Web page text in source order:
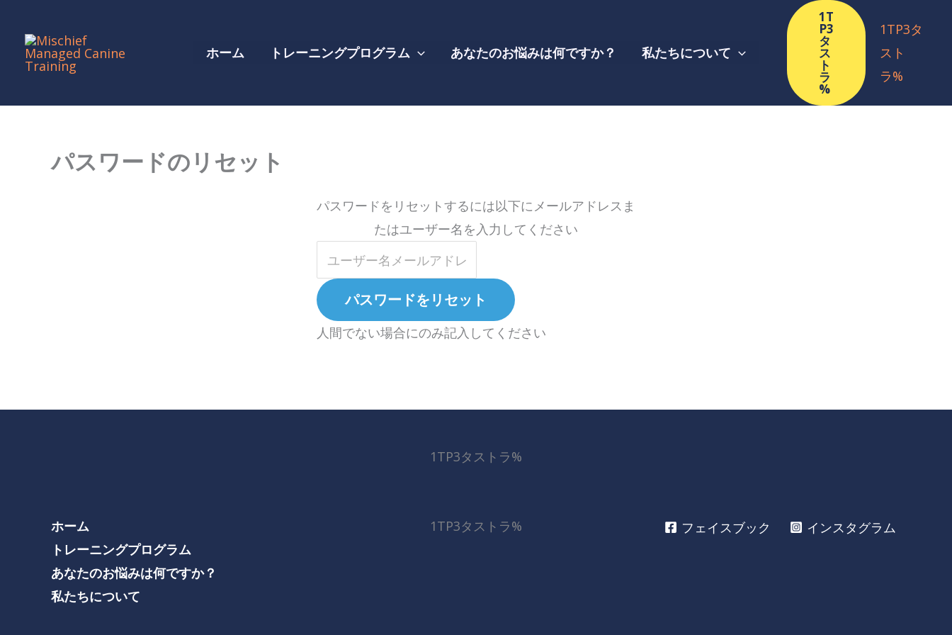
ツ
ホーム トレーニングプログラム あなたのお悩みは何ですか？ 私たちについて
1T
P3
タ
ス
ト
ラ
%
1TP3タ
スト
ラ%
パスワードのリセット
パスワードをリセットするには以下にメールアドレスま
たはユーザー名を入力してください
人間でない場合にのみ記入してください
1TP3タストラ%
ホーム
トレーニングプログラム
あなたのお悩みは何ですか？
私たちについて
1TP3タストラ% フェイスブック インスタグラム